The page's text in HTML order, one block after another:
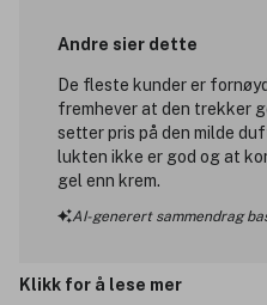
Andre sier dette
De fleste kunder er
fremhever at den trekker
setter pris på den milde
lukten ikke er god og at
gel enn krem.
AI-generert sammendrag
Klikk for å lese mer